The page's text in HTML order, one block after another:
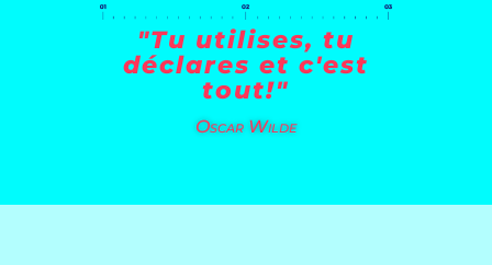
"Tu utilises, tu
déclares et c'est
tout!"
Oscar Wilde